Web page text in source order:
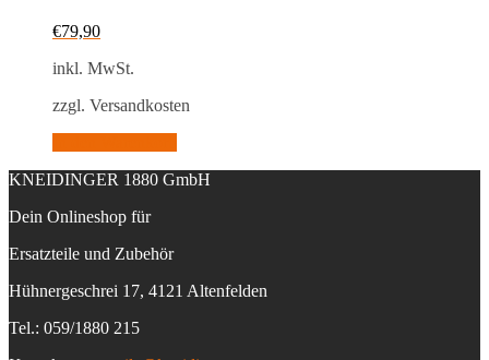
€79,90
inkl. MwSt.
zzgl. Versandkosten
KNEIDINGER 1880 GmbH
Dein Onlineshop für
Ersatzteile und Zubehör
Hühnergeschrei 17, 4121 Altenfelden
Tel.: 059/1880 215